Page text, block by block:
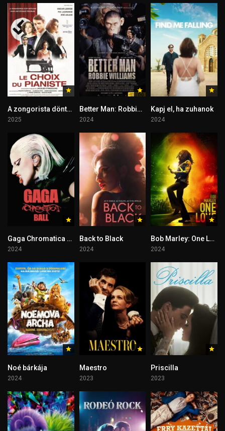
A zongorista döntése
2025
Better Man: Robbie Williams
2024
Kapj el, ha zuhanok
2024
Gaga Chromatica Ball
2024
Back to Black
2024
Bob Marley: One Love
2024
Noé bárkája
2024
Maestro
2023
Priscilla
2023